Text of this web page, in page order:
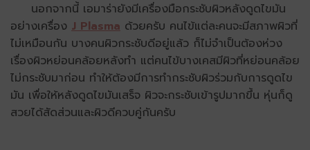
นอกจากนี้ เอมาร่ายังมีเครื่องมือกระชับผิวหลังดูดไขมัน
อย่างเครื่อง J Plasma ด้วยครับ คนไข้แต่ละคนจะมีสภาพผิวที่
ไม่เหมือนกัน บางคนผิวกระชับดีอยู่แล้ว ก็ไม่จำเป็นต้องห่วง
เรื่องผิวหย่อนคล้อยหลังทำ แต่คนไข้บางเคสมีผิวที่หย่อนคล้อย
ไม่กระชับมาก่อน ทำให้ต้องมีการทำกระชับผิวร่วมกับการดูดไข
มัน เพื่อให้หลังดูดไขมันเสร็จ ผิวจะกระชับเข้ารูปมากขึ้น หุ่นก็ดู
สวยได้สัดส่วนและผิวดีควบคู่กันครับ